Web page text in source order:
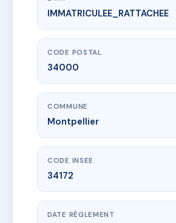
www.vme.plus/AB4742706
LE SAINT DENIS
16 r ernest michel
IMMATRICULEE_RATTACHEE
CODE POSTAL
34000
COMMUNE
Montpellier
CODE INSEE
34172
DATE RÈGLEMENT